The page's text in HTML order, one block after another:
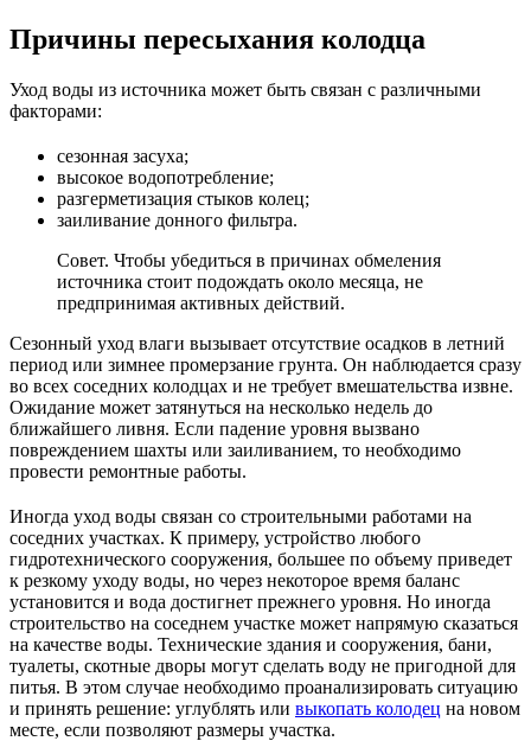
Причины пересыхания колодца
Уход воды из источника может быть связан с различными
факторами:
сезонная засуха;
высокое водопотребление;
разгерметизация стыков колец;
заиливание донного фильтра.
Совет. Чтобы убедиться в причинах обмеления
источника стоит подождать около месяца, не
предпринимая активных действий.
Сезонный уход влаги вызывает отсутствие осадков в летний
период или зимнее промерзание грунта. Он наблюдается сразу
во всех соседних колодцах и не требует вмешательства извне.
Ожидание может затянуться на несколько недель до
ближайшего ливня. Если падение уровня вызвано
повреждением шахты или заиливанием, то необходимо
провести ремонтные работы.
Иногда уход воды связан со строительными работами на
соседних участках. К примеру, устройство любого
гидротехнического сооружения, большее по объему приведет
к резкому уходу воды, но через некоторое время баланс
установится и вода достигнет прежнего уровня. Но иногда
строительство на соседнем участке может напрямую сказаться
на качестве воды. Технические здания и сооружения, бани,
туалеты, скотные дворы могут сделать воду не пригодной для
питья. В этом случае необходимо проанализировать ситуацию
и принять решение: углублять или выкопать колодец на новом
месте, если позволяют размеры участка.